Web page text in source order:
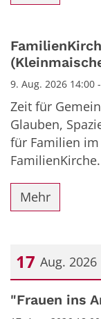
9. Aug. 2026 14:00
Zeit für
Glauben,
für Familien
FamilienKirche.
Mehr
17 Aug. 2026
Datum: 17.
"Frauen ins